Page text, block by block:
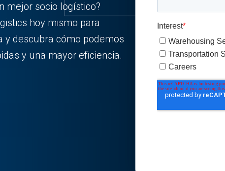
mejor socio logístico?
hoy mismo para
y descubra cómo podemos
y una mayor eficiencia.